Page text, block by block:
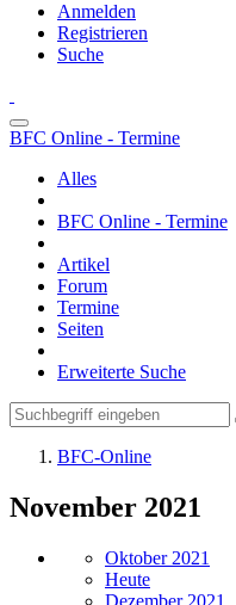
Anmelden
Registrieren
Suche
BFC Online - Termine
Alles
BFC Online - Termine
Artikel
Forum
Termine
Seiten
Erweiterte Suche
BFC-Online
November 2021
Oktober 2021
Heute
Dezember 2021